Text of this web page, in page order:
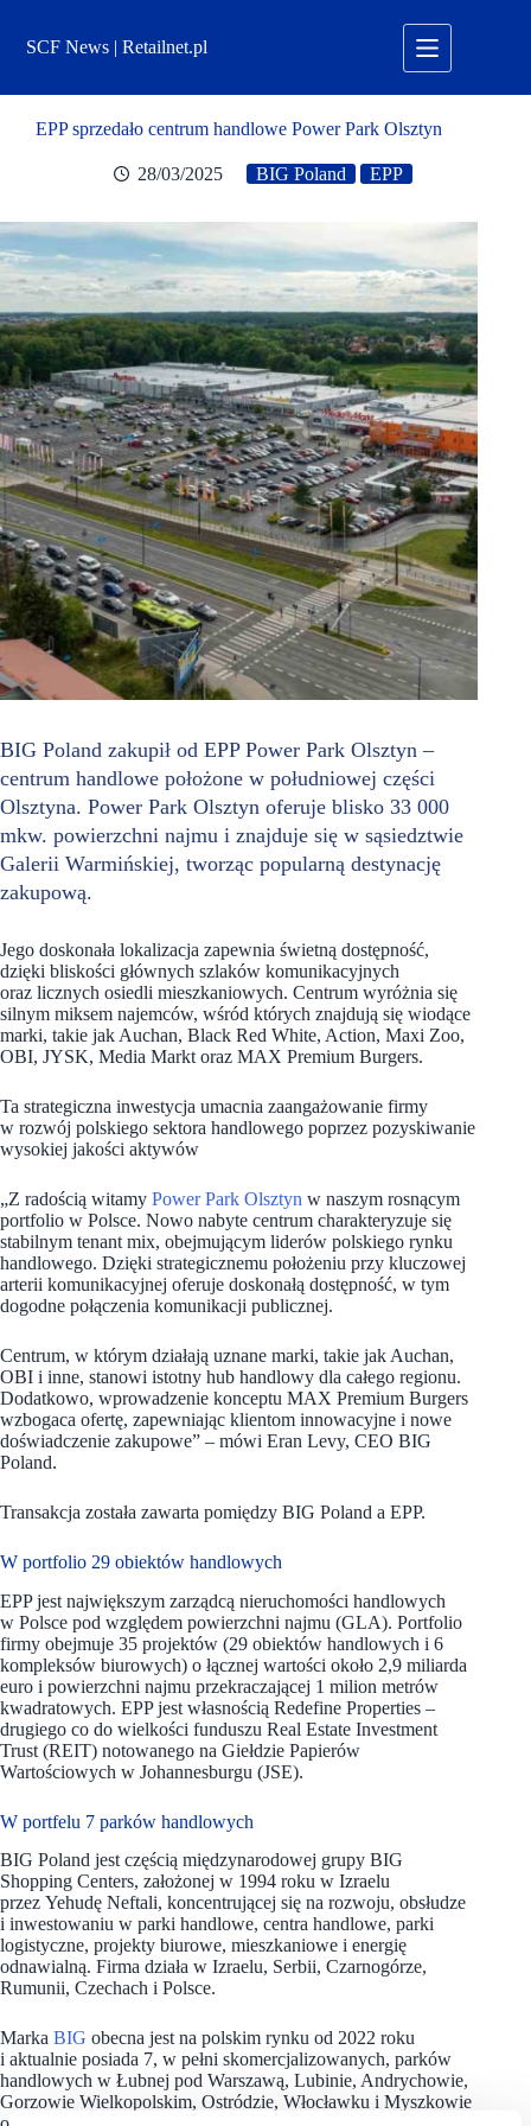
treściSCF News | Retailnet.pl
EPP sprzedało centrum handlowe Power Park Olsztyn
28/03/2025 BIG Poland EPP
BIG Poland zakupił od EPP Power Park Olsztyn –
centrum handlowe położone w południowej części
Olsztyna. Power Park Olsztyn oferuje blisko 33 000
mkw. powierzchni najmu i znajduje się w sąsiedztwie
Galerii Warmińskiej, tworząc popularną destynację
zakupową.
Jego doskonała lokalizacja zapewnia świetną dostępność,
dzięki bliskości głównych szlaków komunikacyjnych
oraz licznych osiedli mieszkaniowych. Centrum wyróżnia się
silnym miksem najemców, wśród których znajdują się wiodące
marki, takie jak Auchan, Black Red White, Action, Maxi Zoo,
OBI, JYSK, Media Markt oraz MAX Premium Burgers.
Ta strategiczna inwestycja umacnia zaangażowanie firmy
w rozwój polskiego sektora handlowego poprzez pozyskiwanie
wysokiej jakości aktywów
„Z radością witamy Power Park Olsztyn w naszym rosnącym
portfolio w Polsce. Nowo nabyte centrum charakteryzuje się
stabilnym tenant mix, obejmującym liderów polskiego rynku
handlowego. Dzięki strategicznemu położeniu przy kluczowej
arterii komunikacyjnej oferuje doskonałą dostępność, w tym
dogodne połączenia komunikacji publicznej.
Centrum, w którym działają uznane marki, takie jak Auchan,
OBI i inne, stanowi istotny hub handlowy dla całego regionu.
Dodatkowo, wprowadzenie konceptu MAX Premium Burgers
wzbogaca ofertę, zapewniając klientom innowacyjne i nowe
doświadczenie zakupowe” – mówi Eran Levy, CEO BIG
Poland.
Transakcja została zawarta pomiędzy BIG Poland a EPP.
W portfolio 29 obiektów handlowych
EPP jest największym zarządcą nieruchomości handlowych
w Polsce pod względem powierzchni najmu (GLA). Portfolio
firmy obejmuje 35 projektów (29 obiektów handlowych i 6
kompleksów biurowych) o łącznej wartości około 2,9 miliarda
euro i powierzchni najmu przekraczającej 1 milion metrów
kwadratowych. EPP jest własnością Redefine Properties –
drugiego co do wielkości funduszu Real Estate Investment
Trust (REIT) notowanego na Giełdzie Papierów
Wartościowych w Johannesburgu (JSE).
W portfelu 7 parków handlowych
BIG Poland jest częścią międzynarodowej grupy BIG
Shopping Centers, założonej w 1994 roku w Izraelu
przez Yehudę Neftali, koncentrującej się na rozwoju, obsłudze
i inwestowaniu w parki handlowe, centra handlowe, parki
logistyczne, projekty biurowe, mieszkaniowe i energię
odnawialną. Firma działa w Izraelu, Serbii, Czarnogórze,
Rumunii, Czechach i Polsce.
Marka BIG obecna jest na polskim rynku od 2022 roku
i aktualnie posiada 7, w pełni skomercjalizowanych, parków
handlowych w Łubnej pod Warszawą, Lubinie, Andrychowie,
Gorzowie Wielkopolskim, Ostródzie, Włocławku i Myszkowie